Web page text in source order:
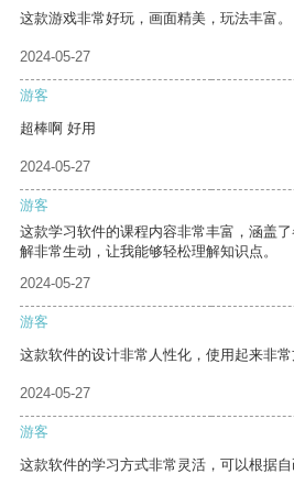
这款游戏非常好玩，画面精美，玩法丰富。
2024-05-27
游客
超棒啊 好用
2024-05-27
游客
这款学习软件的课程内容非常丰富，涵盖
解非常生动，让我能够轻松理解知识点。
2024-05-27
游客
这款软件的设计非常人性化，使用起来非常
2024-05-27
游客
这款软件的学习方式非常灵活，可以根据自